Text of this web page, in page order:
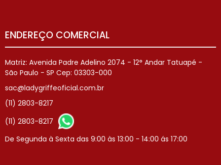
ENDEREÇO COMERCIAL
Matriz: Avenida Padre Adelino 2074 - 12° Andar Tatuapé -
São Paulo - SP Cep: 03303-000
sac@ladygriffeoficial.com.br
(11) 2803-8217
(11) 2803-8217
De Segunda à Sexta das 9:00 às 13:00 - 14:00 ás 17:00